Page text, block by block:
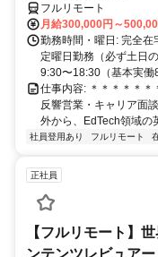
フルリモート
月給300,000円～
勤務時間・曜日: 完全在
定曜日勤務（必ず土日
9:30〜18:30（基本実働
仕事内容: ＊＊＊＊＊＊
反響営業・キャリア面
外から、EdTech領域の
社員登用あり フルリモート
正社員
【フルリモート】
ンテンツレビュアー